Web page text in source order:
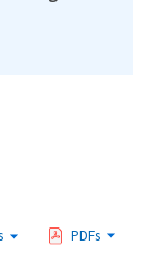
PDFs